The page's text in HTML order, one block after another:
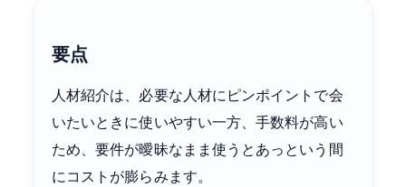
要点
人材紹介は、必要な人材にピンポイントで会
いたいときに使いやすい一方、手数料が高い
ため、要件が曖昧なまま使うとあっという間
にコストが膨らみます。